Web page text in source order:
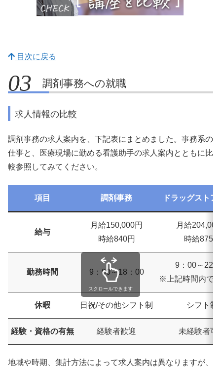
目次に戻る
調剤事務への就職
求人情報の比較
調剤事務の求人案内を、下記表にまとめました。事務系の
仕事と、医療現場に勤める看護助手の求人案内とともに比
較参照してみてください。
項目 調剤事務 ドラッグストア
給与
月給150,000円
時給840円
月給
時給875円
勤務時間 9：00～18：00
9：00～22
※上記時間内で
休暇 日祝/その他シフト制 シフト制
経験・資格の有無 経験者歓迎 未経験者可
スクロールできます
地域や時期、集計方法によって求人案内は異なりますが、